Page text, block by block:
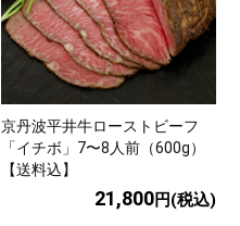
京丹波平井牛ローストビーフ
「イチボ」7〜8人前（600g）
【送料込】
21,800円(税込)